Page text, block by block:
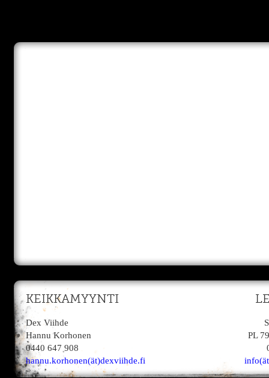
KEIKKAMYYNTI
Dex Viihde
Hannu Korhonen
0440 647 908
hannu.korhonen(ät)dexviihde.fi
PL